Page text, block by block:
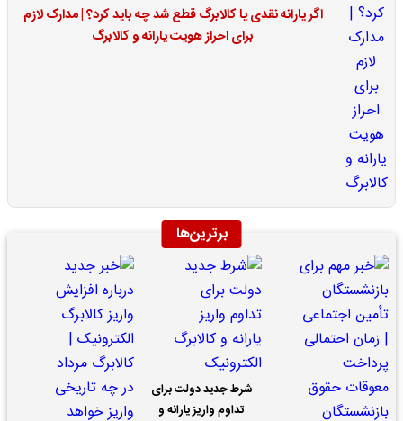
اگر یارانه نقدی یا کالابرگ قطع شد چه باید کرد؟ | مدارک لازم
برای احراز هویت یارانه و کالابرگ
برترین‌ها
شرط جدید دولت برای
تداوم واریز یارانه و